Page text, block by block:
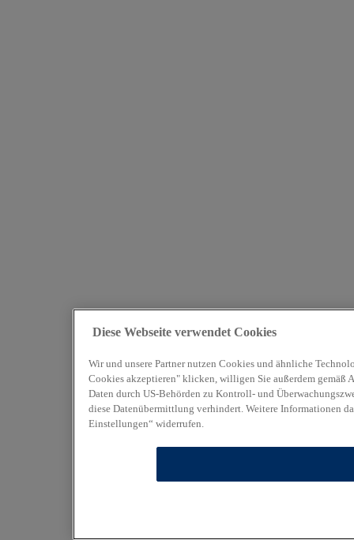
Diese Webseite verwendet Cookies
Wir und unsere Partner nutzen Cookies und ähnliche
Cookies akzeptieren" klicken, willigen Sie außerdem gemäß
Daten durch US-Behörden zu Kontroll- und
diese Datenübermittlung verhindert. Weitere Informationen
Einstellungen“ widerrufen.